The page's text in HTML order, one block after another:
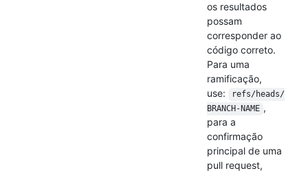
os resultados
possam
corresponder ao
código correto.
Para uma
ramificação,
use:
refs/heads/
BRANCH-NAME ,
para a
confirmação
principal de uma
pull request,